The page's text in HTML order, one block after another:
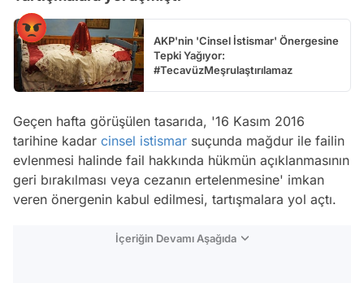
AKP'nin 'Cinsel İstismar' Önergesine
Tepki Yağıyor:
#TecavüzMeşrulaştırılamaz
Geçen hafta görüşülen tasarıda, '16 Kasım 2016
tarihine kadar cinsel istismar suçunda mağdur ile failin
evlenmesi halinde fail hakkında hükmün açıklanmasının
geri bırakılması veya cezanın ertelenmesine' imkan
veren önergenin kabul edilmesi, tartışmalara yol açtı.
İçeriğin Devamı Aşağıda